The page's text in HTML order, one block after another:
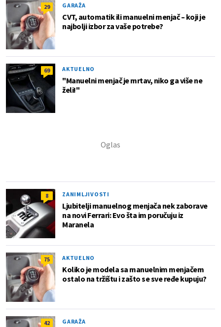
29 GARAŽA
CVT, automatik ili manuelni menjač – koji je
najbolji izbor za vaše potrebe?
69 AKTUELNO
"Manuelni menjač je mrtav, niko ga više ne
želi!"
8 ZANIMLJIVOSTI
Ljubitelji manuelnog menjača nek zaborave
na novi Ferrari: Evo šta im poručuju iz
Maranela
75 AKTUELNO
Koliko je modela sa manuelnim menjačem
ostalo na tržištu i zašto se sve ređe kupuju?
42 GARAŽA